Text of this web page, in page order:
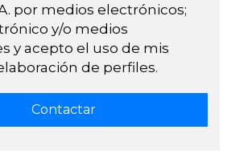
por medios electrónicos;
y/o medios
y acepto el uso de mis
de perfiles.